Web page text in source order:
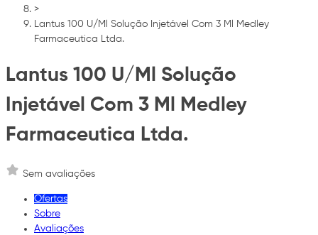
>
Lantus 100 U/Ml Solução Injetável Com 3 Ml Medley
Farmaceutica Ltda.
Lantus 100 U/Ml Solução
Injetável Com 3 Ml Medley
Farmaceutica Ltda.
Sem avaliações
Ofertas
Sobre
Avaliações